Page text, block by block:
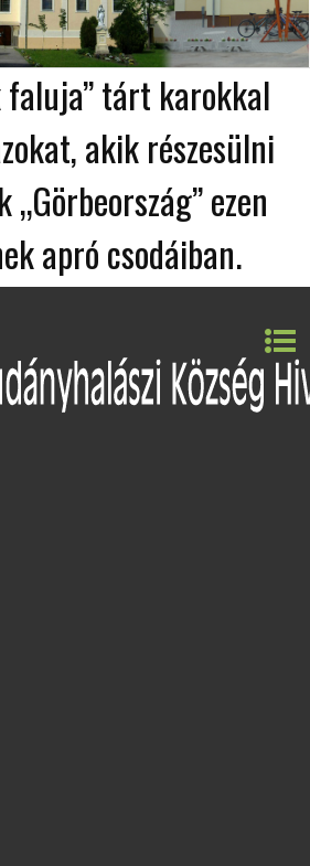
faluja” tárt karokkal
akik részesülni
ezen
apró csodáiban.